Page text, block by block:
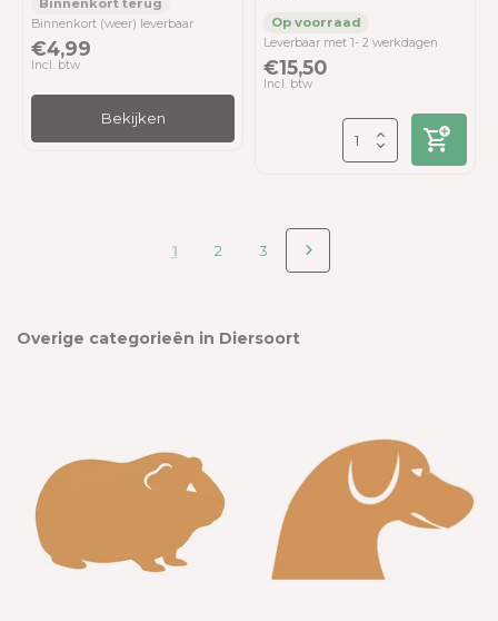
Binnenkort (weer) leverbaar
€4,99
Incl. btw
Bekijken
Leverbaar met 1- 2 werkdagen
€15,50
Incl. btw
1 2 3
Overige categorieën in Diersoort